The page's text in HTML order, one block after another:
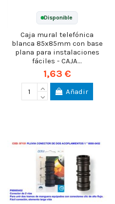
Disponible
Caja mural telefónica
blanca 85x85mm con base
plana para instalaciones
fáciles - CAJA...
1,63 €
Añadir